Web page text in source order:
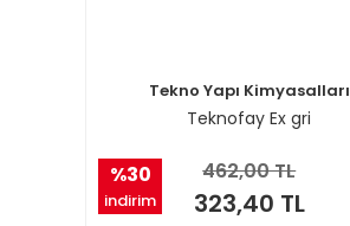
%30
indirim
Tekno Yapı Kimyasalları
Teknofay Ex gri
462,00 TL
323,40 TL